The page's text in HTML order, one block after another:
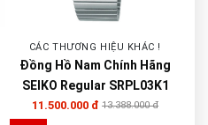
CÁC THƯƠNG HIỆU KHÁC !
Đồng Hồ Nam Chính Hãng
SEIKO Regular SRPL03K1
11.500.000 đ 13.388.000 đ